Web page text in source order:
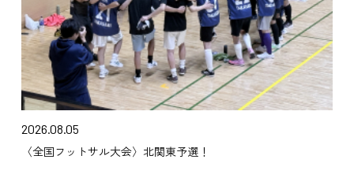
2026.08.05
〈全国フットサル大会〉北関東予選！